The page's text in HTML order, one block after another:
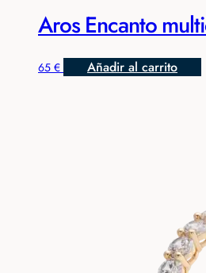
Aros Encanto
65 € Añadir al carrito